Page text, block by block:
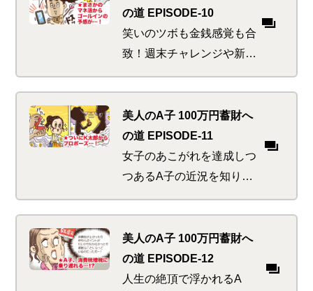
数々。これは偶然か、必然
か！？
の道 EPISODE-10
笑いのツボも金銭感覚も合
致！週末チャレンジや新ネ
タ公開も同じ価値観！なか
なかの優良物件をみごと仕
留めたA子の行き先はいか
に
美人のA子 100万円蓄財へ
の道 EPISODE-11
女子のあこがれを達成しつ
つあるA子の近況を知り、
友人たちはお祝いハッスル
ムード。しかし彼女らは知
っていた、金の切れ目が縁
の切れ目であることを…
美人のA子 100万円蓄財へ
の道 EPISODE-12
人生の絶頂で浮かれるA